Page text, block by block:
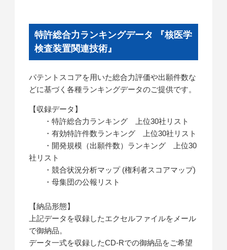
特許総合力ランキングデータ 『核医学
検査装置関連技術』
パテントスコアを用いた総合力評価や出願件数な
どに基づく各種ランキングデータのご提供です。
【収録データ】
・特許総合力ランキング 上位30社リスト
・有効特許件数ランキング 上位30社リスト
・開発規模（出願件数）ランキング 上位30
社リスト
・競合状況分析マップ (権利者スコアマップ)
・母集団の公報リスト
【納品形態】
上記データを収録したエクセルファイルをメール
で御納品。
データ一式を収録したCD-Rでの御納品をご希望